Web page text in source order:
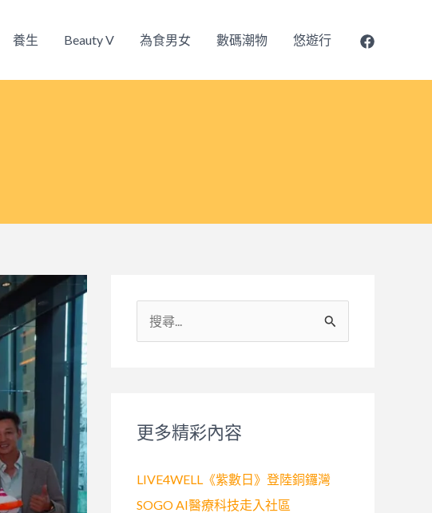
養生 Beauty V 為食男女 數碼潮物 悠遊行
尋
:更多精彩內容
LIVE4WELL《紫數日》登陸銅鑼灣
SOGO AI醫療科技走入社區